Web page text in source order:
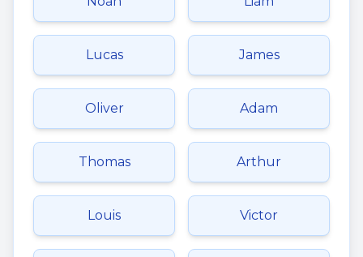
Lucas James
Oliver Adam
Thomas Arthur
Louis Victor